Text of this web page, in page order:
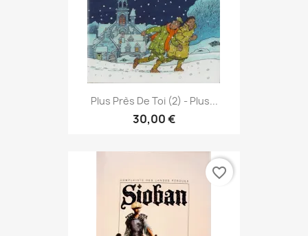
Plus Près De Toi (2) - Plus...
30,00 €
favorite_border